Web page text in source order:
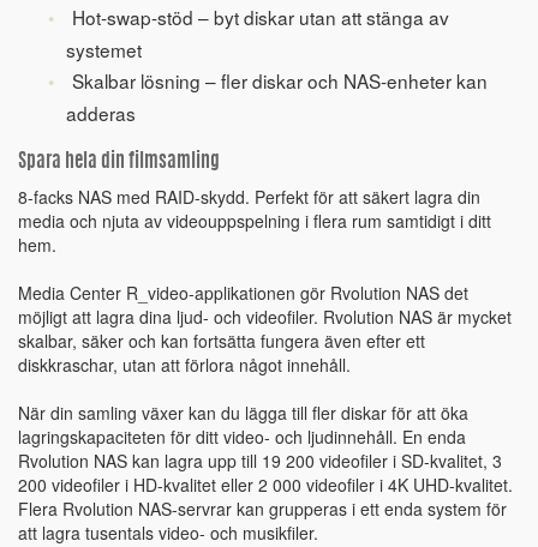
Hot-swap-stöd – byt diskar utan att stänga av
systemet
Skalbar lösning – fler diskar och NAS-enheter kan
adderas
Spara hela din filmsamling
8-facks NAS med RAID-skydd. Perfekt för att säkert lagra din
media och njuta av videouppspelning i flera rum samtidigt i ditt
hem.
Media Center R_video-applikationen gör Rvolution NAS det
möjligt att lagra dina ljud- och videofiler. Rvolution NAS är mycket
skalbar, säker och kan fortsätta fungera även efter ett
diskkraschar, utan att förlora något innehåll.
När din samling växer kan du lägga till fler diskar för att öka
lagringskapaciteten för ditt video- och ljudinnehåll. En enda
Rvolution NAS kan lagra upp till 19 200 videofiler i SD-kvalitet, 3
200 videofiler i HD-kvalitet eller 2 000 videofiler i 4K UHD-kvalitet.
Flera Rvolution NAS-servrar kan grupperas i ett enda system för
att lagra tusentals video- och musikfiler.